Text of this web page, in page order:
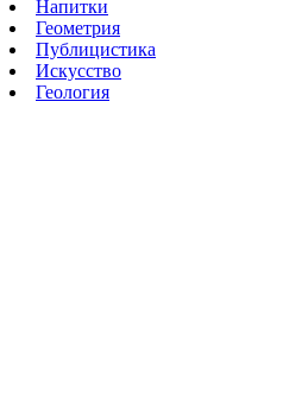
Напитки
Геометрия
Публицистика
Искусство
Геология